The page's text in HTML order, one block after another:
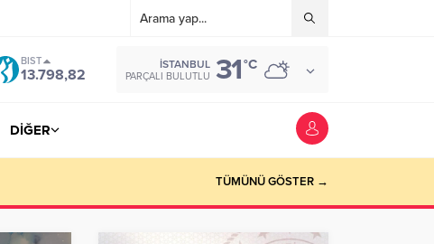
BIST
13.798,82
İSTANBUL
PARÇALI BULUTLU 31°C
DİĞER
TÜMÜNÜ GÖSTER →